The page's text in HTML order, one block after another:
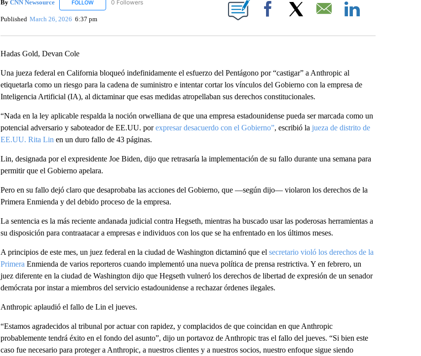
By CNN Newsource FOLLOWFOLLOW "CNN NEWSOURCE" TO RECEIVE NOTIFICATIONS ABOUT NEW PAGES ON "CNN NEWSOURCE".
0 Followers
Published March 26, 2026 6:37 pm Facebook Email
Hadas Gold, Devan Cole
Una jueza federal en California bloqueó indefinidamente el esfuerzo del Pentágono por “castigar” a Anthropic al
etiquetarla como un riesgo para la cadena de suministro e intentar cortar los vínculos del Gobierno con la empresa de
Inteligencia Artificial (IA), al dictaminar que esas medidas atropellaban sus derechos constitucionales.
“Nada en la ley aplicable respalda la noción orwelliana de que una empresa estadounidense pueda ser marcada como un
potencial adversario y saboteador de EE.UU. porexpresar desacuerdo con el Gobierno”, escribió la jueza de distrito de
EE.UU. Rita Lin en un duro fallo de 43 páginas.
Lin, designada por el expresidente Joe Biden, dijo que retrasaría la implementación de su fallo durante una semana para
permitir que el Gobierno apelara.
Pero en su fallo dejó claro que desaprobaba las acciones del Gobierno, que —según dijo— violaron los derechos de la
Primera Enmienda y del debido proceso de la empresa.
La sentencia es la más reciente andanada judicial contra Hegseth, mientras ha buscado usar las poderosas herramientas a
su disposición para contraatacar a empresas e individuos con los que se ha enfrentado en los últimos meses.
A principios de este mes, un juez federal en la ciudad de Washington dictaminó que el secretario violó los derechos de la
Primera Enmienda de varios reporteros cuando implementó una nueva política de prensa restrictiva. Y en febrero, un
juez diferente en la ciudad de Washington dijo que Hegseth vulneró los derechos de libertad de expresión de un senador
demócrata por instar a miembros del servicio estadounidense a rechazar órdenes ilegales.
Anthropic aplaudió el fallo de Lin el jueves.
“Estamos agradecidos al tribunal por actuar con rapidez, y complacidos de que coincidan en que Anthropic
probablemente tendrá éxito en el fondo del asunto”, dijo un portavoz de Anthropic tras el fallo del jueves. “Si bien este
caso fue necesario para proteger a Anthropic, a nuestros clientes y a nuestros socios, nuestro enfoque sigue siendo